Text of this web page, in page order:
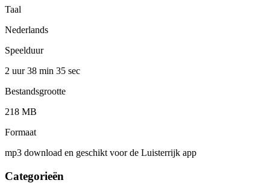
Taal
Nederlands
Speelduur
2 uur 38 min 35 sec
Bestandsgrootte
218 MB
Formaat
mp3 download en geschikt voor de Luisterrijk app
Categorieën